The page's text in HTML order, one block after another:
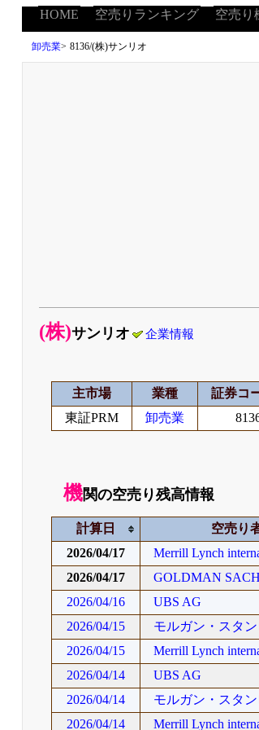
HOME 空売りランキング 空売り
卸売業> 8136/(株)サンリオ
(株)サンリオ 企業情報
主市場 業種 証券コ
東証PRM
卸売業
機関の空売り残高情報
計算日 空売り
2026/04/17
Merrill Lynch
2026/04/17
GOLDMAN
2026/04/16
UBS AG
2026/04/15
モルガン・スタ
2026/04/15
Merrill Lynch
2026/04/14
UBS AG
2026/04/14
モルガン・スタ
2026/04/14
Merrill Lynch